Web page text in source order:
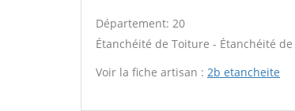
Département: 20
Étanchéité de Toiture - Étanchéité
Voir la fiche artisan : 2b etancheite